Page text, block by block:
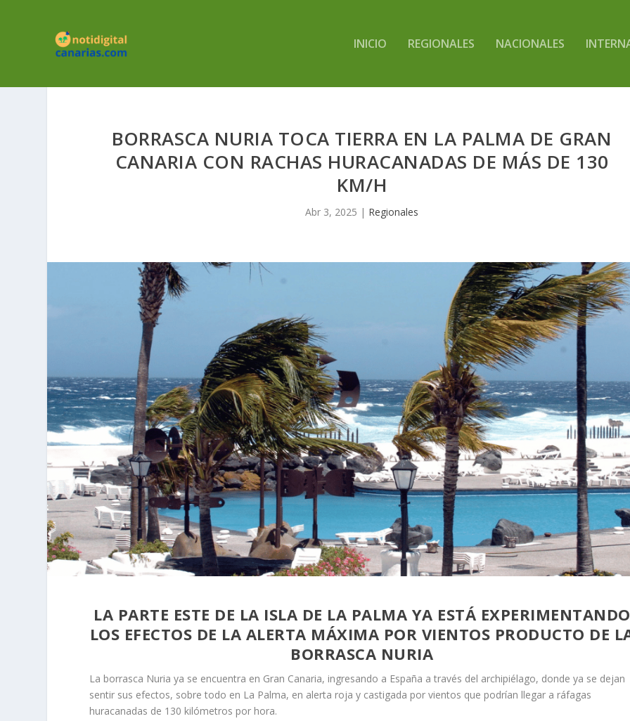
INICIO REGIONALES NACIONALES
BORRASCA NURIA TOCA TIERRA EN LA PALMA DE GRAN
CANARIA CON RACHAS HURACANADAS DE MÁS DE 130
KM/H
Abr 3, 2025 | Regionales
LA PARTE ESTE DE LA ISLA DE LA PALMA YA ESTÁ EXPERIMENTANDO
LOS EFECTOS DE LA ALERTA MÁXIMA POR VIENTOS PRODUCTO DE
BORRASCA NURIA
La borrasca Nuria ya se encuentra en Gran Canaria, ingresando a España a través del archipiélago, donde ya se dejan
sentir sus efectos, sobre todo en La Palma, en alerta roja y castigada por vientos que podrían llegar a ráfagas
huracanadas de 130 kilómetros por hora.